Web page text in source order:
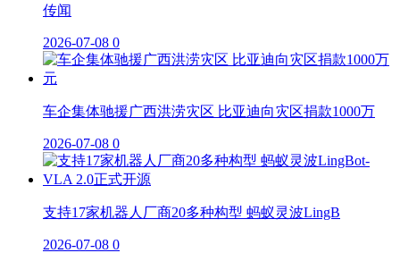
传闻
2026-07-08 0
车企集体驰援广西洪涝灾区 比亚迪向灾区捐款1000万
2026-07-08 0
支持17家机器人厂商20多种构型 蚂蚁灵波LingB
2026-07-08 0